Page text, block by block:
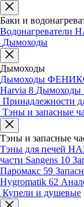
Баки и
Водонагреватели
Дымоходы
Дымоходы
Дымоходы
Harvia 8 Дымоходы
Принадлежности
Тэны и запасные
Тэны и запасные
Тэны для печей
части Sangens 10
Паромакс 59
Hygromatik 62
Купели и душевые